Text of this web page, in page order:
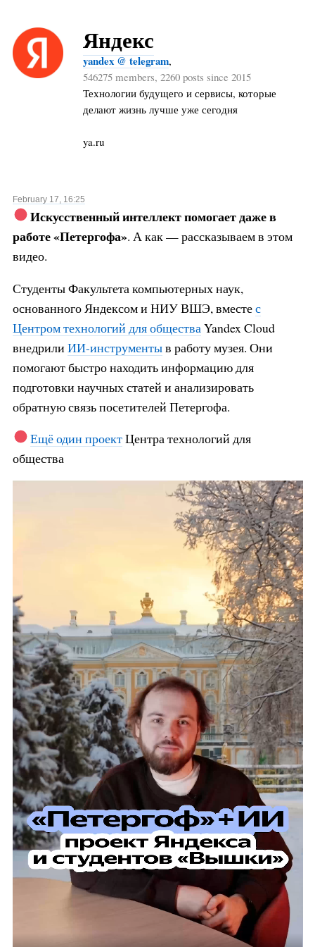
Яндекс
yandex @ telegram,
546275 members, 2260 posts since 2015
Технологии будущего и сервисы, которые
делают жизнь лучше уже сегодня
ya.ru
February 17, 16:25
Искусственный интеллект помогает даже в
работе «Петергофа». А как — рассказываем в этом
видео.
Студенты Факультета компьютерных наук,
основанного Яндексом и НИУ ВШЭ, вместес
Центром технологий для общества Yandex Cloud
внедрили ИИ-инструментыв работу музея. Они
помогают быстро находить информацию для
подготовки научных статей и анализировать
обратную связь посетителей Петергофа.
Ещё один проектЦентра технологий для
общества